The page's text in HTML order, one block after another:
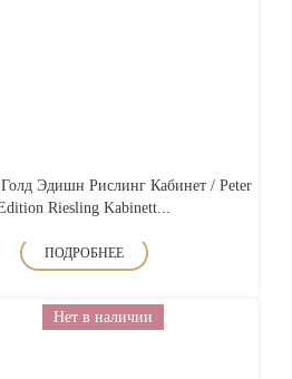
Голд Эдишн Рислинг Кабинет / Peter
Riesling Kabinett...
ПОДРОБНЕЕ
Нет в наличии